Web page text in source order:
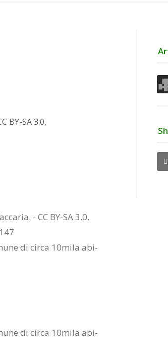
di cir­ca 10­mi­la abi­
di cir­ca 10­mi­la abi­